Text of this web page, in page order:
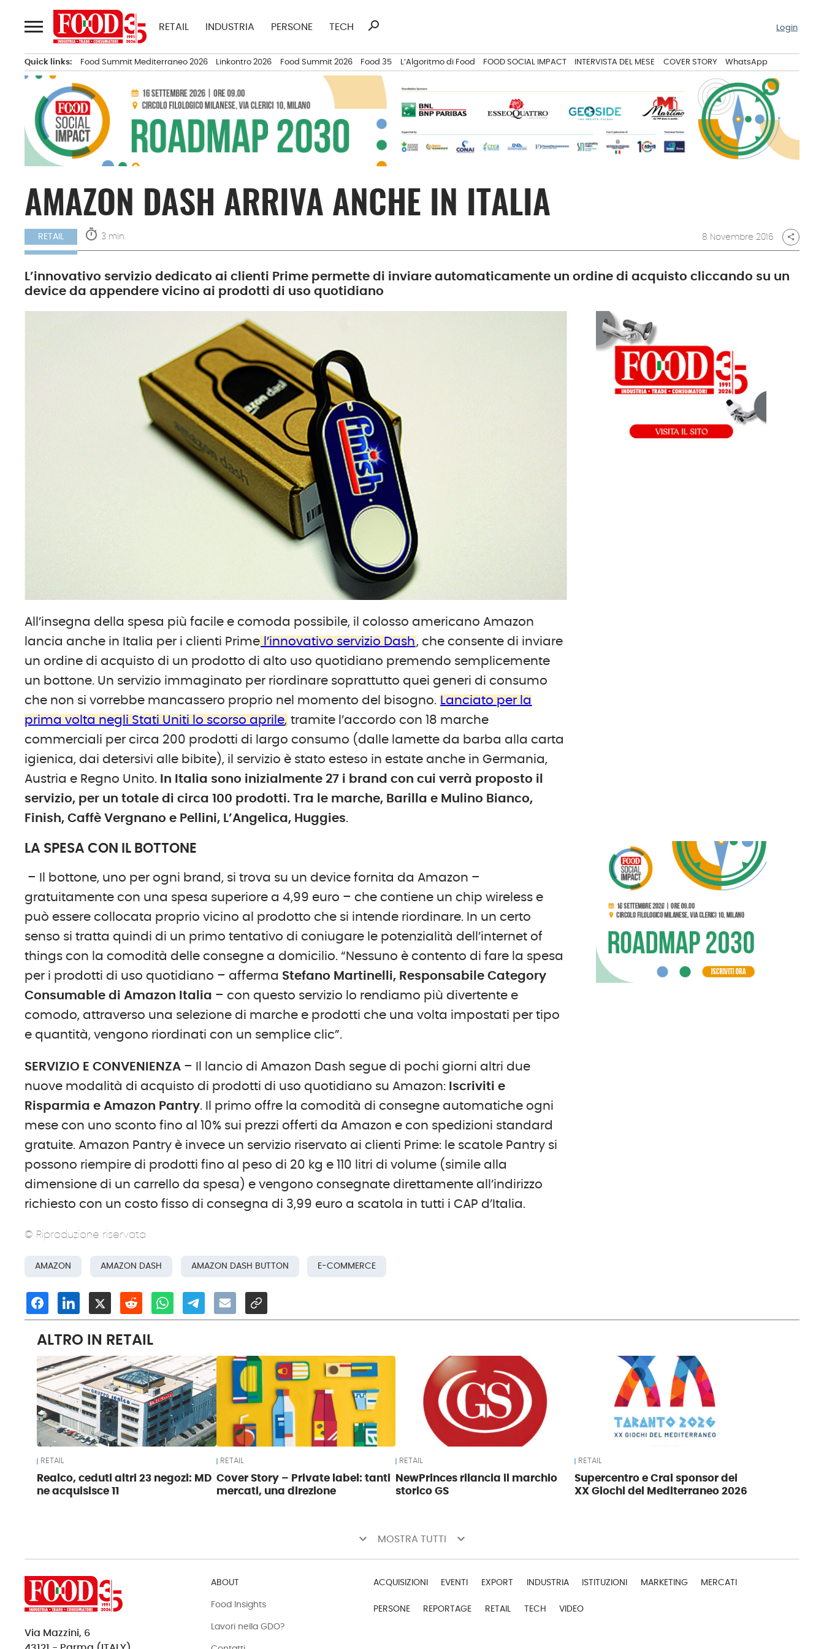
al
contenuto
RETAIL INDUSTRIA PERSONE TECH
Ricerca
search Login
Quick links: Food Summit Mediterraneo 2026 Linkontro 2026 Food Summit 2026 Food 35 L’Algoritmo di Food FOOD SOCIAL IMPACT INTERVISTA DEL MESE COVER STORY WhatsApp
AMAZON DASH ARRIVA ANCHE IN ITALIA
RETAIL timer 3 min. 8 Novembre 2016 share
L’innovativo servizio dedicato ai clienti Prime permette di inviare automaticamente un ordine di acquisto cliccando su un
device da appendere vicino ai prodotti di uso quotidiano
All’insegna della spesa più facile e comoda possibile, il colosso americano Amazon
lancia anche in Italia per i clienti Prime l’innovativo servizio Dash , che consente di inviare
un ordine di acquisto di un prodotto di alto uso quotidiano premendo semplicemente
un bottone. Un servizio immaginato per riordinare soprattutto quei generi di consumo
che non si vorrebbe mancassero proprio nel momento del bisogno. Lanciato per la
prima volta negli Stati Uniti lo scorso aprile, tramite l’accordo con 18 marche
commerciali per circa 200 prodotti di largo consumo (dalle lamette da barba alla carta
igienica, dai detersivi alle bibite), il servizio è stato esteso in estate anche in Germania,
Austria e Regno Unito. In Italia sono inizialmente 27 i brand con cui verrà proposto il
servizio, per un totale di circa 100 prodotti. Tra le marche, Barilla e Mulino Bianco,
Finish, Caffè Vergnano e Pellini, L’Angelica, Huggies.
LA SPESA CON IL BOTTONE
– Il bottone, uno per ogni brand, si trova su un device fornita da Amazon –
gratuitamente con una spesa superiore a 4,99 euro – che contiene un chip wireless e
può essere collocata proprio vicino al prodotto che si intende riordinare. In un certo
senso si tratta quindi di un primo tentativo di coniugare le potenzialità dell’internet of
things con la comodità delle consegne a domicilio. “Nessuno è contento di fare la spesa
per i prodotti di uso quotidiano – afferma Stefano Martinelli, Responsabile Category
Consumable di Amazon Italia – con questo servizio lo rendiamo più divertente e
comodo, attraverso una selezione di marche e prodotti che una volta impostati per tipo
e quantità, vengono riordinati con un semplice clic”.
SERVIZIO E CONVENIENZA – Il lancio di Amazon Dash segue di pochi giorni altri due
nuove modalità di acquisto di prodotti di uso quotidiano su Amazon: Iscriviti e
Risparmia e Amazon Pantry. Il primo offre la comodità di consegne automatiche ogni
mese con uno sconto fino al 10% sui prezzi offerti da Amazon e con spedizioni standard
gratuite. Amazon Pantry è invece un servizio riservato ai clienti Prime: le scatole Pantry si
possono riempire di prodotti fino al peso di 20 kg e 110 litri di volume (simile alla
dimensione di un carrello da spesa) e vengono consegnate direttamente all’indirizzo
richiesto con un costo fisso di consegna di 3,99 euro a scatola in tutti i CAP d’Italia.
© Riproduzione riservata
AMAZON AMAZON DASH AMAZON DASH BUTTON E-COMMERCE
ALTRO IN RETAIL
RETAIL
Realco, ceduti altri 23 negozi: MD
ne acquisisce 11
RETAIL
Cover Story – Private label: tanti
mercati, una direzione
RETAIL
NewPrinces rilancia il marchio
storico GS
RETAIL
Supercentro e Crai sponsor dei
XX Giochi del Mediterraneo 2026
keyboard_arrow_down MOSTRA TUTTI keyboard_arrow_down
Via Mazzini, 6
ABOUT
Food Insights
Lavori nella GDO?
ACQUISIZIONI EVENTI EXPORT INDUSTRIA ISTITUZIONI MARKETING MERCATI
PERSONE REPORTAGE RETAIL TECH VIDEO